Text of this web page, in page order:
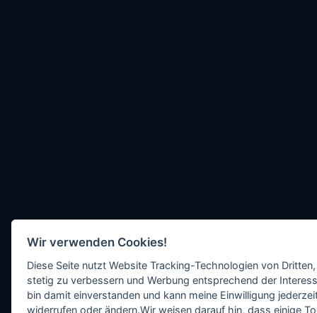
Wir verwenden Cookies!
Diese Seite nutzt Website Tracking-Technologien von
stetig zu verbessern und Werbung entsprechend der
bin damit einverstanden und kann meine Einwilligung
widerrufen oder ändern.Wir weisen darauf hin, dass einige